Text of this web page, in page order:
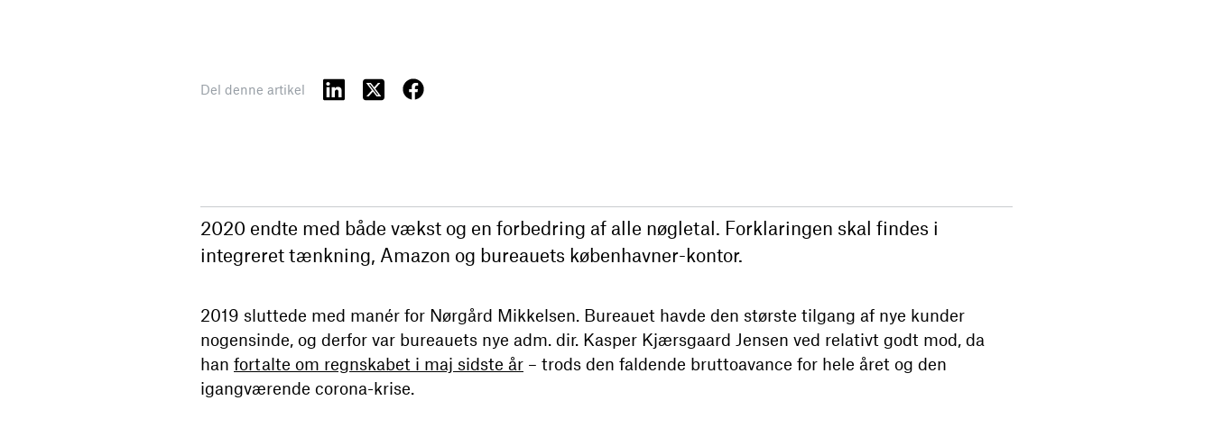
Del denne artikel
2020 endte med både vækst og en forbedring af alle nøgletal. Forklaringen skal findes i
integreret tænkning, Amazon og bureauets københavner-kontor.
2019 sluttede med manér for Nørgård Mikkelsen. Bureauet havde den største tilgang af nye kunder
nogensinde, og derfor var bureauets nye adm. dir. Kasper Kjærsgaard Jensen ved relativt godt mod, da
han fortalte om regnskabet i maj sidste år – trods den faldende bruttoavance for hele året og den
igangværende corona-krise.